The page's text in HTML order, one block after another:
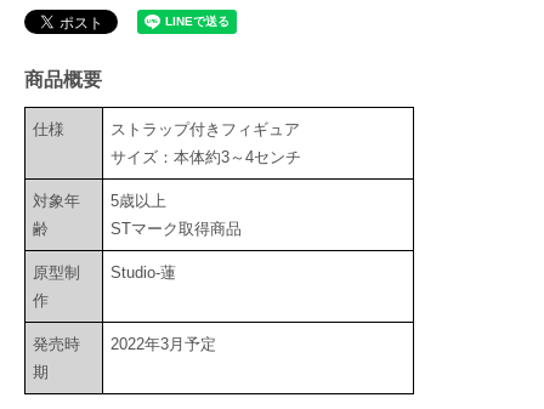
商品概要
仕様
ストラップ付きフィギュア
サイズ：本体約3～4センチ
対象年
齢
5歳以上
STマーク取得商品
原型制
作
Studio-蓮
発売時
期
2022年3月予定